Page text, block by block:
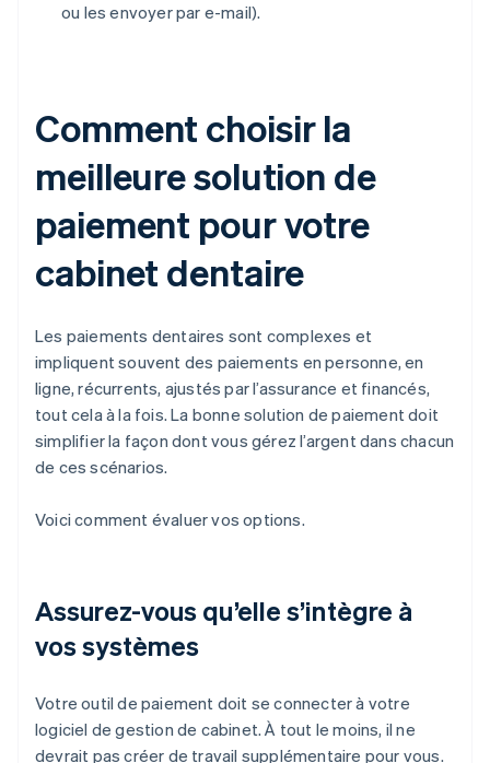
ou les envoyer par e-mail).
Comment choisir la
meilleure solution de
paiement pour votre
cabinet dentaire
Les paiements dentaires sont complexes et
impliquent souvent des paiements en personne, en
ligne, récurrents, ajustés par l’assurance et financés,
tout cela à la fois. La bonne solution de paiement doit
simplifier la façon dont vous gérez l’argent dans chacun
de ces scénarios.
Voici comment évaluer vos options.
Assurez-vous qu’elle s’intègre à
vos systèmes
Votre outil de paiement doit se connecter à votre
logiciel de gestion de cabinet. À tout le moins, il ne
devrait pas créer de travail supplémentaire pour vous.